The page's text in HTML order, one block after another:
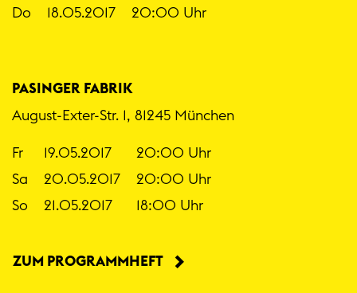
Do 18.05.2017 20:00 Uhr
PASINGER FABRIK
August-Exter-Str. 1, 81245 München
Fr 19.05.2017
20:00 Uhr
Sa
20.05.2017
20:00 Uhr
So
21.05.2017 18:00 Uhr
ZUM PROGRAMMHEFT